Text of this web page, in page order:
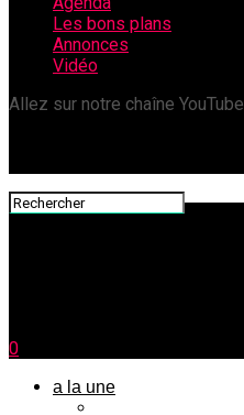
Les bons plans
Annonces
Vidéo
Allez sur notre chaîne YouTube
0
a la une